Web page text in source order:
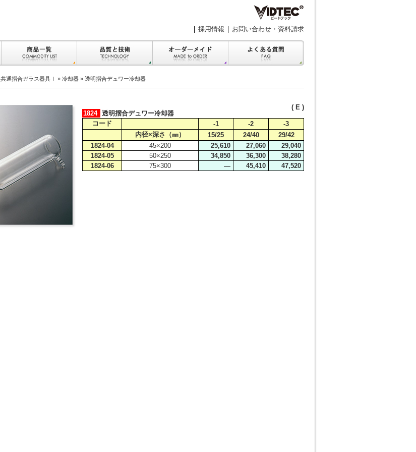
お問い合わせ・資料請求
採用情報
共通摺合ガラス器具Ⅰ » 冷却器 » 透明摺合デュワー冷却器
( E )
1824 透明摺合デュワー冷却器
コード
-1 -2
-3
内径×深さ（㎜）
15/25 24/40
29/42
1824-04
45×200 25,610 27,060
29,040
1824-05
50×250 34,850 36,300
38,280
1824-06
75×300 ― 45,410 47,520